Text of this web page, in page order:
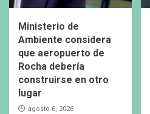
Ministerio de
Ambiente considera
que aeropuerto de
Rocha debería
construirse en otro
lugar
agosto 6, 2026